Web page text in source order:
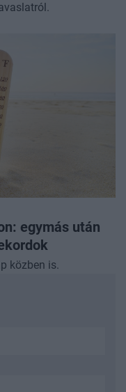
egymás után
közben is.